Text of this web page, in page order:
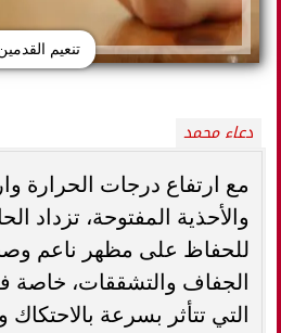
تنعيم
دعاء محمد
مع ارتفاع درجات الحرارة
والأحذية المفتوحة، تزداد
للحفاظ على مظهر ناعم
الجفاف والتشققات، خاصة
التي تتأثر بسرعة بالاحتكاك